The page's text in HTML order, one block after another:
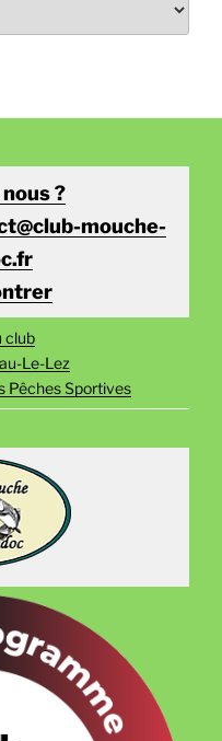
?
mouche-
club
Le-Lez
Pêches Sportives